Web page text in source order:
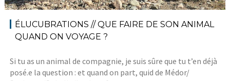
ÉLUCUBRATIONS // QUE FAIRE DE SON ANIMAL
QUAND ON VOYAGE ?
Si tu as un animal de compagnie, je suis sûre que tu t’en déjà
posé.e la question : et quand on part, quid de Médor/